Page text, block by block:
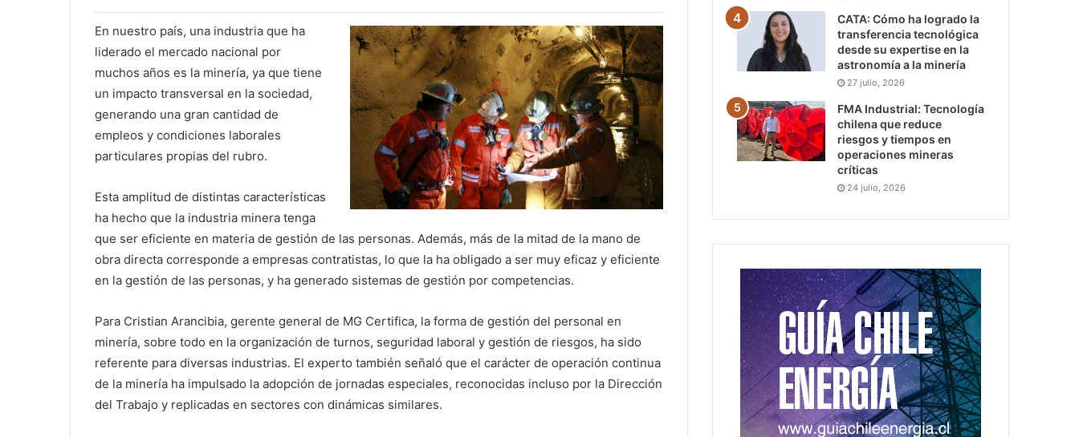
En nuestro país, una industria que ha
liderado el mercado nacional por
muchos años es la minería, ya que tiene
un impacto transversal en la sociedad,
generando una gran cantidad de
empleos y condiciones laborales
particulares propias del rubro.
Esta amplitud de distintas características
ha hecho que la industria minera tenga
que ser eficiente en materia de gestión de las personas. Además, más de la mitad de la mano de
obra directa corresponde a empresas contratistas, lo que la ha obligado a ser muy eficaz y eficiente
en la gestión de las personas, y ha generado sistemas de gestión por competencias.
Para Cristian Arancibia, gerente general de MG Certifica, la forma de gestión del personal en
minería, sobre todo en la organización de turnos, seguridad laboral y gestión de riesgos, ha sido
referente para diversas industrias. El experto también señaló que el carácter de operación continua
de la minería ha impulsado la adopción de jornadas especiales, reconocidas incluso por la Dirección
del Trabajo y replicadas en sectores con dinámicas similares.
CATA: Cómo ha logrado la
transferencia tecnológica
desde su expertise en la
astronomía a la minería
27 julio, 2026
FMA Industrial: Tecnología
chilena que reduce
riesgos y tiempos en
operaciones mineras
críticas
24 julio, 2026